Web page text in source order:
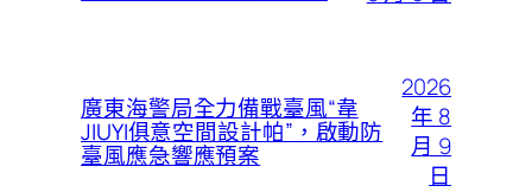
廣東海警局全力備戰臺風“韋
JIUYI俱意空間設計帕”，啟動防
臺風應急響應預案
2026
年 8
月 9
日